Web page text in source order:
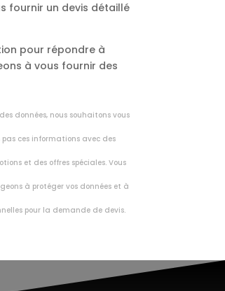
fournir un devis détaillé
pour répondre à
à vous fournir des
données, nous souhaitons vous
ces informations avec des
et des offres spéciales. Vous
à protéger vos données et à
pour la demande de devis.